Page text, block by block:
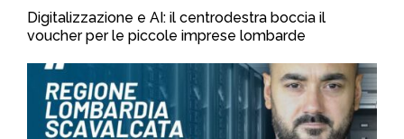
Digitalizzazione e AI: il centrodestra boccia il
voucher per le piccole imprese lombarde